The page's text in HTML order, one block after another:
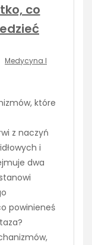
co
Medycyna I
które
z naczyń
i
dwa
powinieneś